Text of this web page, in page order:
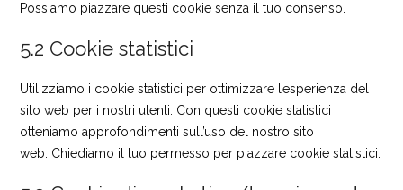
Possiamo piazzare questi cookie senza il tuo consenso.
5.2 Cookie statistici
Utilizziamo i cookie statistici per ottimizzare l’esperienza del
sito web per i nostri utenti. Con questi cookie statistici
otteniamo approfondimenti sull’uso del nostro sito
web. Chiediamo il tuo permesso per piazzare cookie statistici.